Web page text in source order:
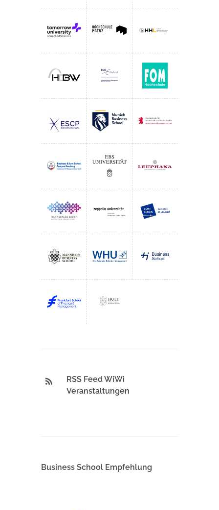
RSS Feed WiWi
Veranstaltungen
Business School Empfehlung